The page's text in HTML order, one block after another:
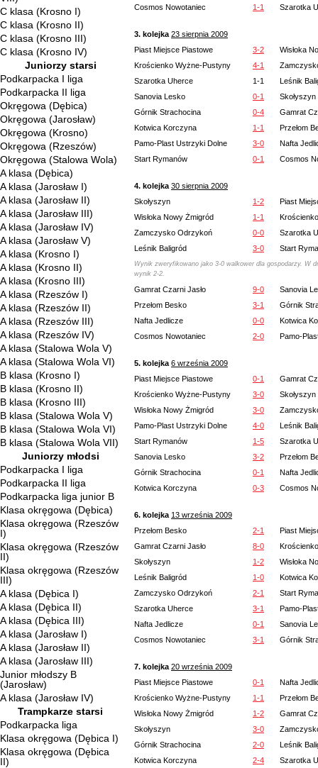
C klasa (Krosno I)
C klasa (Krosno II)
C klasa (Krosno III)
C klasa (Krosno IV)
Juniorzy starsi
Podkarpacka I liga
Podkarpacka II liga
Okręgowa (Dębica)
Okręgowa (Jarosław)
Okręgowa (Krosno)
Okręgowa (Rzeszów)
Okręgowa (Stalowa Wola)
A klasa (Dębica)
A klasa (Jarosław I)
A klasa (Jarosław II)
A klasa (Jarosław III)
A klasa (Jarosław IV)
A klasa (Jarosław V)
A klasa (Krosno I)
A klasa (Krosno II)
A klasa (Krosno III)
A klasa (Rzeszów I)
A klasa (Rzeszów II)
A klasa (Rzeszów III)
A klasa (Rzeszów IV)
A klasa (Stalowa Wola V)
A klasa (Stalowa Wola VI)
B klasa (Krosno I)
B klasa (Krosno II)
B klasa (Krosno III)
B klasa (Stalowa Wola V)
B klasa (Stalowa Wola VI)
B klasa (Stalowa Wola VII)
Juniorzy młodsi
Podkarpacka I liga
Podkarpacka II liga
Podkarpacka liga junior B
Klasa okręgowa (Dębica)
Klasa okręgowa (Rzeszów
I)
Klasa okręgowa (Rzeszów
II)
Klasa okręgowa (Rzeszów
III)
A klasa (Dębica I)
A klasa (Dębica II)
A klasa (Dębica III)
A klasa (Jarosław I)
A klasa (Jarosław II)
A klasa (Jarosław III)
Junior młodszy B
(Jarosław)
A klasa (Jarosław IV)
Trampkarze starsi
Podkarpacka liga
Klasa okręgowa (Dębica I)
Klasa okręgowa (Dębica
II)
Cosmos Nowotaniec
1-1 Szarotka
3. kolejka 23 sierpnia 2009
Piast Miejsce Piastowe
3-2
Wisłoka
Krościenko Wyżne-Pustyny
4-1
Szarotka Uherce
1-1
Leśnik
Sanovia Lesko
0-1
Skołyszyn
Górnik Strachocina
0-4
Gamrat
Kotwica Korczyna
1-1
Przełom
Pamo-Plast Ustrzyki Dolne
3-0
Nafta
Start Rymanów
0-1 Cosmos
4. kolejka 30 sierpnia 2009
Skołyszyn
1-2
Piast
Wisłoka Nowy Żmigród
1-1
Zamczysko Odrzykoń
0-0
Szarotka
Leśnik Baligród
3-0 Start
Wynik zweryfikowano jako 3-0 walkower dla gospodarzy. W
wynik 2-2.
Gamrat Czarni Jasło 9-0
Sanovia
Przełom Besko
3-1
Górnik
Nafta Jedlicze
0-0
Kotwica
Cosmos Nowotaniec
2-0 Pamo-
5. kolejka 6 września 2009
Piast Miejsce Piastowe
0-1
Gamrat
Krościenko Wyżne-Pustyny
3-0
Skołyszyn
Wisłoka Nowy Żmigród
3-0
Pamo-Plast Ustrzyki Dolne
4-0
Leśnik
Start Rymanów
1-5
Szarotka
Sanovia Lesko
3-2
Przełom
Górnik Strachocina
0-1
Nafta
Kotwica Korczyna
0-3 Cosmos
6. kolejka 13 września 2009
Przełom Besko
2-1
Piast
Gamrat Czarni Jasło
8-0
Skołyszyn
1-2
Wisłoka
Leśnik Baligród
1-0
Kotwica
Zamczysko Odrzykoń
2-1
Start
Szarotka Uherce
3-1
Pamo-
Nafta Jedlicze
0-1
Sanovia
Cosmos Nowotaniec
3-1 Górnik
7. kolejka 20 września 2009
Piast Miejsce Piastowe
0-1
Nafta
Krościenko Wyżne-Pustyny
1-1
Przełom
Wisłoka Nowy Żmigród
1-2
Gamrat
Skołyszyn
3-0
Górnik Strachocina
2-0
Leśnik
Kotwica Korczyna
2-4
Szarotka